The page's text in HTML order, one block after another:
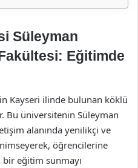
Süleyman
Eğitimde
Kayseri ilinde bulunan köklü
Bu üniversitenin Süleyman
alanında yenilikçi ve
öğrencilerine
eğitim sunmayı